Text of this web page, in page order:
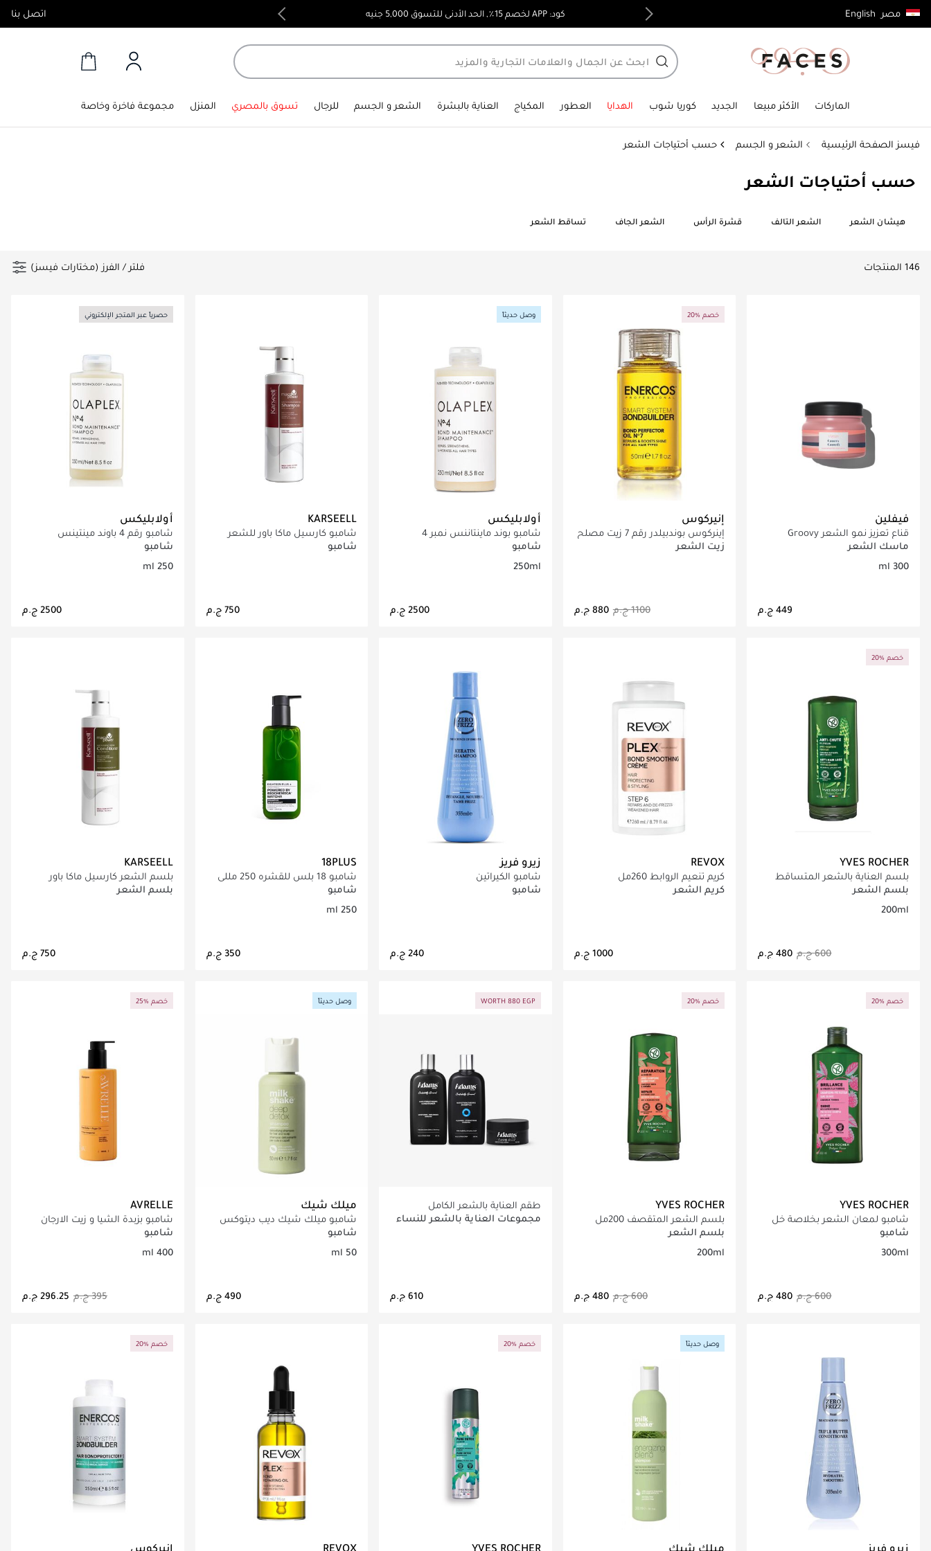
مصر English اتصل بنا كود: APP لخصم 15٪, الحد الأدنى للتسوق 5,000 جنيه توصيل مجاني لجميع الطلبات فوق 4,000ج.م
الماركات الأكثر مبيعا الجديد كوريا شوب الهدايا العطور المكياج العناية بالبشرة الشعر و الجسم للرجال تسوق بالمصري المنزل مجموعة فاخرة وخاصة
فيسز الصفحة الرئيسية الشعر و الجسم حسب أحتياجات الشعر
حسب أحتياجات الشعر
هيشان الشعر الشعر التالف قشرة الرأس الشعر الجاف تساقط الشعر
146 المنتجات فلتر / الفرز (مختارات فيسز)
فيفلين
قناع تعزيز نمو الشعر Groovy
Growth
ماسك الشعر
300 ml
20% خصم
إنيركوس
إينركوس بوندبيلدر رقم 7 زيت مصلح
الروابط 50 مل
زيت الشعر
⁦1100⁩ ج.م ⁦880⁩ ج.م
وصل حديثاً
أولابليكس
شامبو بوند ماينتاننس نمبر 4
شامبو
250ml
KARSEELL
شامبو كارسيل ماكا باور للشعر
الجاف والتالف 500 مل
شامبو
⁦750⁩ ج.م
حصرياً عبر المتجر الإلكتروني
أولابليكس
شامبو رقم 4 باوند مينتينس
شامبو
250 ml
20% خصم
YVES ROCHER
بلسم العناية بالشعر المتساقط
200 مل
بلسم الشعر
200ml
⁦600⁩ ج.م
REVOX
كريم تنعيم الروابط 260مل
كريم الشعر
⁦1000⁩ ج.م
زيرو فريز
شامبو الكيراتين
شامبو
18PLUS
شامبو 18 بلس للقشره 250 مللي
شامبو
250 ml
⁦350⁩ ج.م
KARSEELL
بلسم الشعر كارسيل ماكا باور
للشعر الجاف والتالف 500 مل
بلسم الشعر
20% خصم
YVES ROCHER
شامبو لمعان الشعر بخلاصة خل
التوت 300مل - خالي من السولفات
شامبو
300ml
⁦600⁩ ج.م
20% خصم
YVES ROCHER
بلسم الشعر المتقصف 200مل
بلسم الشعر
200ml
⁦600⁩ ج.م ⁦480⁩ ج.م
WORTH 880 EGP
طقم العناية بالشعر الكامل
مجموعات العناية بالشعر للنساء
610 ج.م
وصل حديثاً
ميلك شيك
شامبو ميلك شيك ديب ديتوكس
50 مل
شامبو
50 ml
⁦490⁩ ج.م
25% خصم
AVRELLE
شامبو بزبدة الشيا و زيت الارجان
شامبو
400 ml
وصل حديثاً 20% خصم 20% خصم